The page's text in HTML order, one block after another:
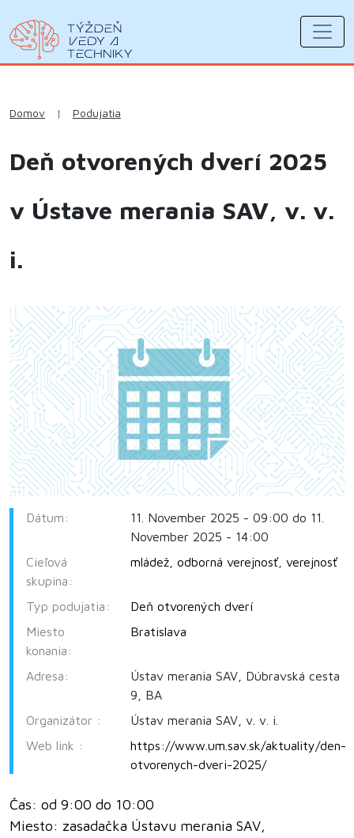
Domov | Podujatia
Deň otvorených dverí 2025
v Ústave merania SAV, v. v.
i.
Dátum:
11. November 2025 - 09:00 do 11.
November 2025 - 14:00
Cieľová
skupina:
mládež, odborná verejnosť, verejnosť
Typ podujatia:
Deň otvorených dverí
Miesto
konania:
Bratislava
Adresa:
Ústav merania SAV, Dúbravská cesta
9, BA
Organizátor :
Ústav merania SAV, v. v. i.
Web link :
https://www.um.sav.sk/aktuality/den-
otvorenych-dveri-2025/
Čas: od 9:00 do 10:00
Miesto: zasadačka Ústavu merania SAV,